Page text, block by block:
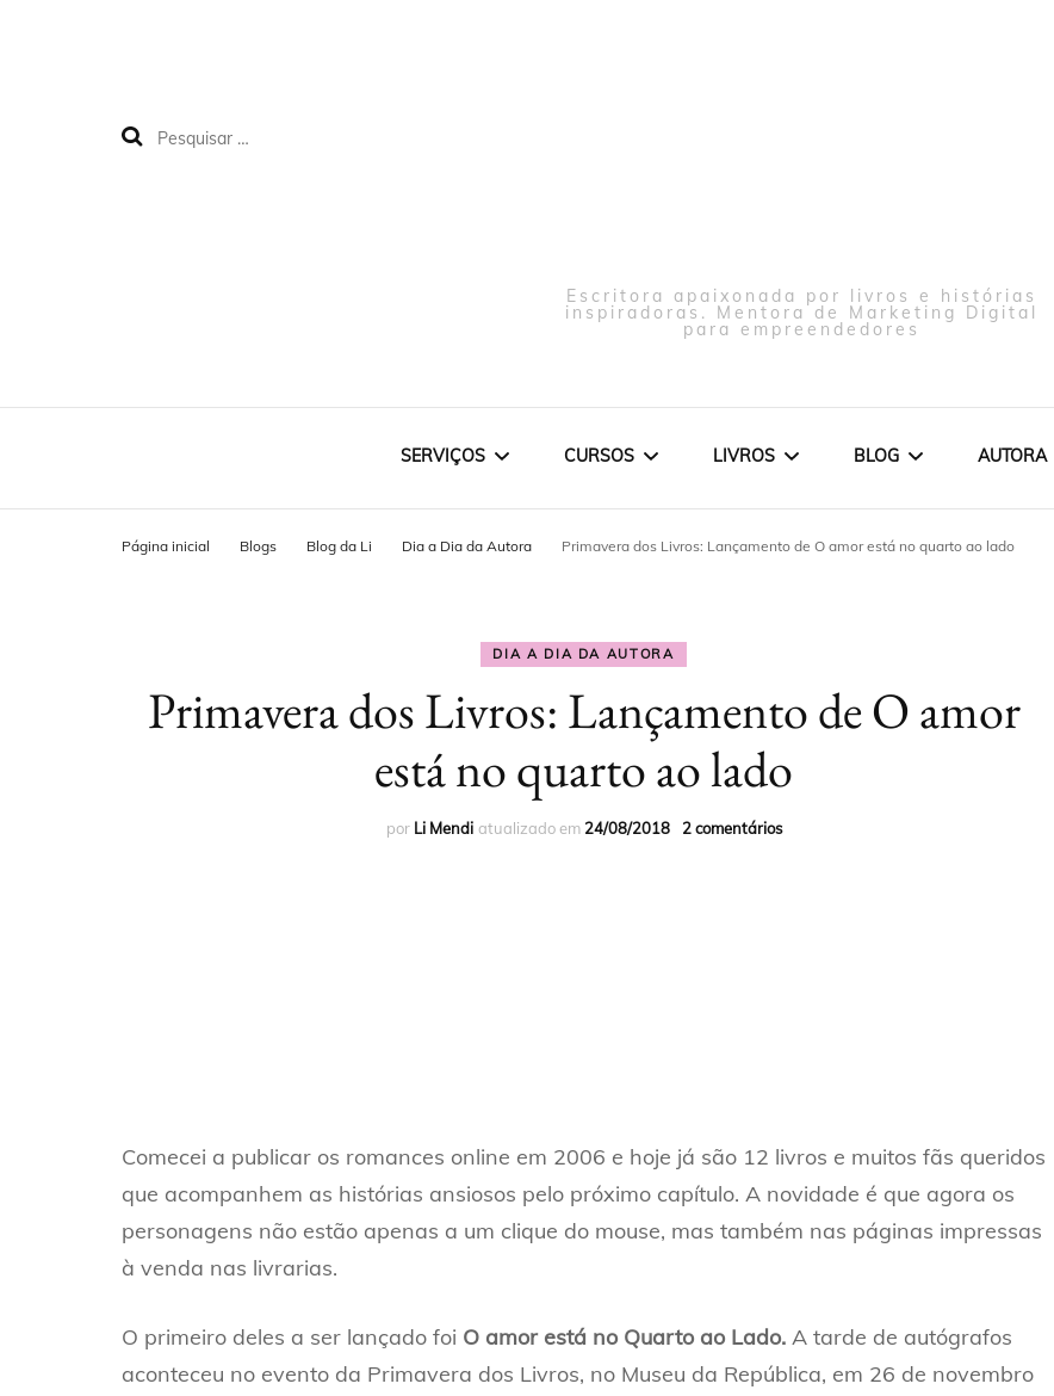
Escritora apaixonada por livros e histórias
inspiradoras. Mentora de Marketing Digital
para empreendedores
SERVIÇOS CURSOS
CURSO PROFISSÃO
AUTOR
LIVROS
CONTO JOVEM
CONTO ERÓTICO
BOX
BLOG
BLOG DA LI
AUTORA
Página inicial Blogs Blog da Li Dia a Dia da Autora Primavera dos Livros: Lançamento de O amor está no quarto ao lado
DIA A DIA DA AUTORA
Primavera dos Livros: Lançamento de O amor
está no quarto ao lado
por Li Mendi atualizado em 24/08/2018 2 comentários
Comecei a publicar os romances online em 2006 e hoje já são 12 livros e muitos fãs queridos
que acompanhem as histórias ansiosos pelo próximo capítulo. A novidade é que agora os
personagens não estão apenas a um clique do mouse, mas também nas páginas impressas
à venda nas livrarias.
O primeiro deles a ser lançado foi O amor está no Quarto ao Lado. A tarde de autógrafos
aconteceu no evento da Primavera dos Livros, no Museu da República, em 26 de novembro